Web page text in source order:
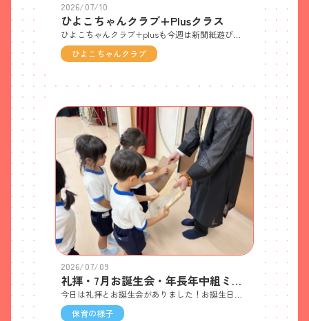
2026/07/10
ひよこちゃんクラブ+Plusクラス
ひよこちゃんクラブ
2026/07/09
礼拝・7月お誕生会・年長年中組ミニトマト収穫🍅
保育の様子